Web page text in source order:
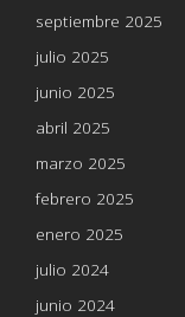
septiembre 2025
julio 2025
junio 2025
abril 2025
marzo 2025
febrero 2025
enero 2025
julio 2024
junio 2024